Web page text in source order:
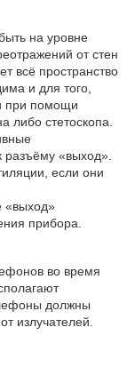
на уровне
от стен
всё пространство
и для того,
при помощи
либо стетоскопа.
«выход».
если они
«выход»
прибора.
во время
должны
излучателей.